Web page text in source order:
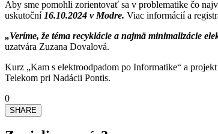
Aby sme pomohli zorientovať sa v problematike čo
uskutoční 16.10.2024 v Modre. Viac informácií a
„Veríme, že téma recyklácie a najmä minimalizácie
uzatvára Zuzana Dovalová.
Kurz „Kam s elektroodpadom po Informatike“ a
Telekom pri Nadácii Pontis.
0
SHARE